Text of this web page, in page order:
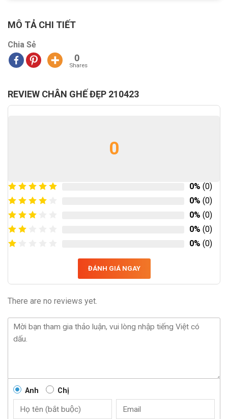
MÔ TẢ CHI TIẾT
Chia Sẻ
0
Shares
REVIEW CHÂN GHẾ ĐẸP 210423
0
0% (0)
0% (0)
0% (0)
0% (0)
0% (0)
ĐÁNH GIÁ NGAY
There are no reviews yet.
Anh Chị